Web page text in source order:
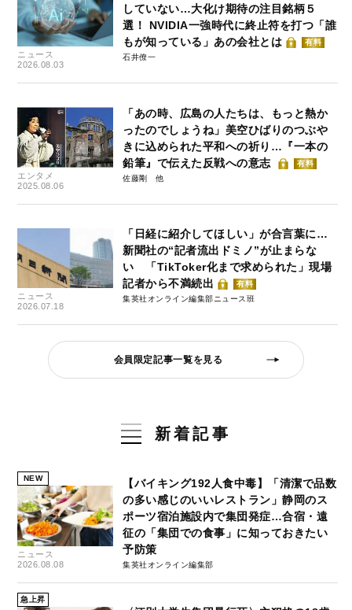
ニュース
2026.08.03
していない…大化け期待の注目銘柄５
選！ NVIDIA一強時代に終止符を打つ「誰
もが知っている」あの会社とは
有料
石井僚一
エンタメ
2025.08.06
「あの時、広島の人たちは、もっと熱か
ったのでしょうね」美空ひばりのつぶや
きに込められた平和への祈り…『一本の
鉛筆』で伝えた反戦への意志
有料
佐藤剛
ニュース
2026.07.18
「日経に紹介してほしい」が合言葉に…
新聞社の“記者流出ドミノ”が止まらな
い 「TikToker化まで求められた」現場
記者から不満続出
有料
集英社オンライン編集部ニュース班
会員限定記事一覧を見る
新着記事
NEW
ニュース
2026.08.08
【バイキング192人食中毒】「清潔で品数
の多い感じのいいレストラン」静岡のス
ポーツ宿泊施設内で集団発症…合宿・遠
征の「集団での食事」に知っておきたい
予防策
集英社オンライン編集部
急上昇